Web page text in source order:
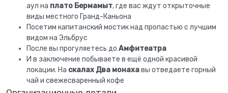
аул на плато Бермамыт, где вас ждут открыточные
виды местного Гранд-Каньона
Посетим капитанский мостик над пропастью с лучшим
видом на Эльбрус
После вы прогуляетесь до Амфитеатра
И в заключение побываете в ещё одной красивой
локации. На скалах Два монахавы отведаете горный
чай и свежесваренный кофе